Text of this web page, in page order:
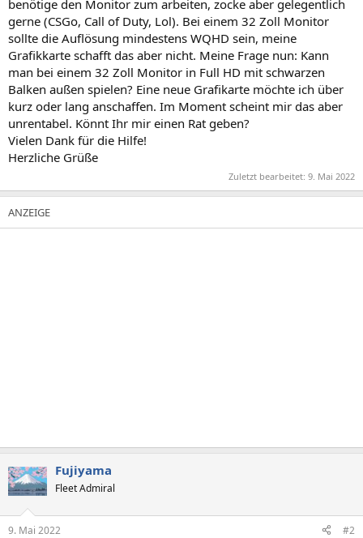
benötige den Monitor zum arbeiten, zocke aber gelegentlich
gerne (CSGo, Call of Duty, Lol). Bei einem 32 Zoll Monitor
sollte die Auflösung mindestens WQHD sein, meine
Grafikkarte schafft das aber nicht. Meine Frage nun: Kann
man bei einem 32 Zoll Monitor in Full HD mit schwarzen
Balken außen spielen? Eine neue Grafikarte möchte ich über
kurz oder lang anschaffen. Im Moment scheint mir das aber
unrentabel. Könnt Ihr mir einen Rat geben?
Vielen Dank für die Hilfe!
Herzliche Grüße
Zuletzt bearbeitet: 9. Mai 2022
Fujiyama
Fleet Admiral
9. Mai 2022 #2